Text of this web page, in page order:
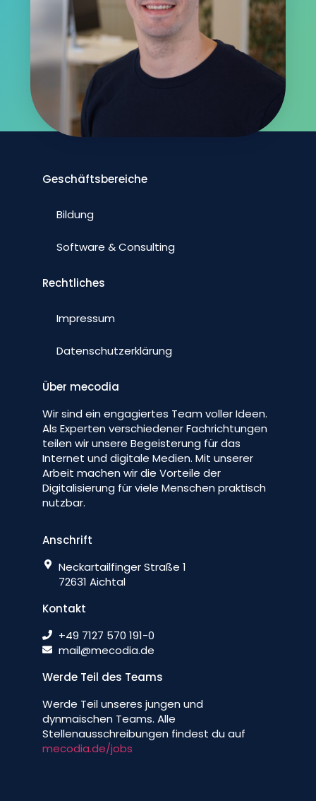
Geschäftsbereiche
Bildung
Software & Consulting
Rechtliches
Impressum
Datenschutzerklärung
Über mecodia
Wir sind ein engagiertes Team voller Ideen.
Als Experten verschiedener Fachrichtungen
teilen wir unsere Begeisterung für das
Internet und digitale Medien. Mit unserer
Arbeit machen wir die Vorteile der
Digitalisierung für viele Menschen praktisch
nutzbar.
Anschrift
Neckartailfinger Straße 1
72631 Aichtal
Kontakt
+49 7127 570 191-0
mail@mecodia.de
Werde Teil des Teams
Werde Teil unseres jungen und
dynmaischen Teams. Alle
Stellenausschreibungen findest du auf
mecodia.de/jobs